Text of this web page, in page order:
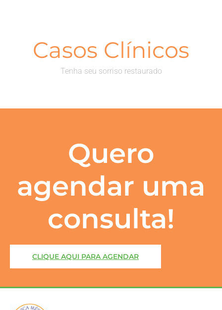
Casos Clínicos
Tenha seu sorriso restaurado
Quero
agendar uma
consulta!
CLIQUE AQUI PARA AGENDAR